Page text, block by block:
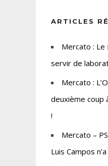
ARTICLES
Mercato : Le
servir de
Mercato :
deuxième coup
!
Mercato –
Luis Campos